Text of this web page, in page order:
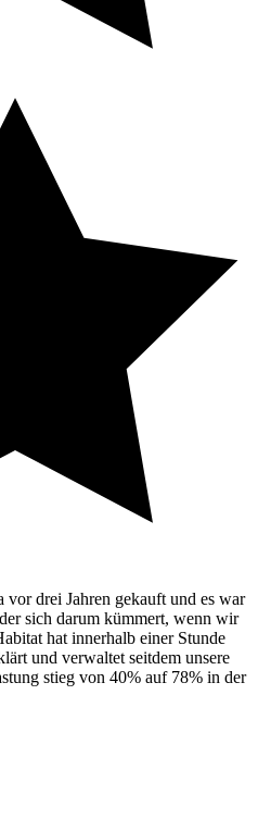
drei Jahren gekauft und es war
sich darum kümmert, wenn wir
hat innerhalb einer Stunde
und verwaltet seitdem unsere
stieg von 40% auf 78% in der